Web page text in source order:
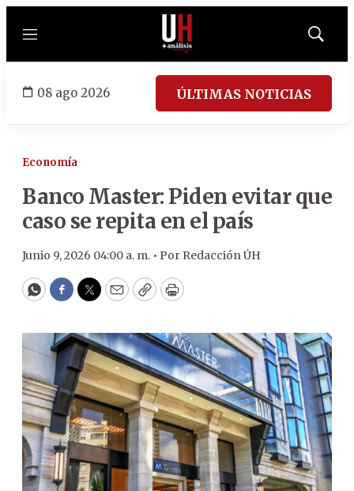
Menú
Mostrar
08 ago 2026 ÚLTIMAS NOTICIAS
Economía
Banco Master: Piden evitar que
caso se repita en el país
Junio 9, 2026 04:00 a. m. • Por Redacción ÚH
WhatsApp
Facebook
Twitter
EmailCopyPrint